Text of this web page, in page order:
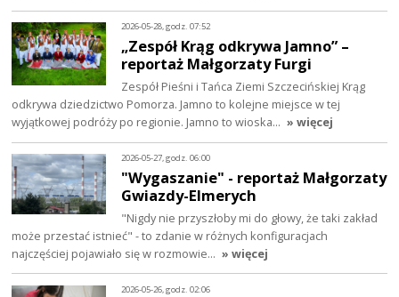
2026-05-28, godz. 07:52
„Zespół Krąg odkrywa Jamno” –
reportaż Małgorzaty Furgi
Zespół Pieśni i Tańca Ziemi Szczecińskiej Krąg
odkrywa dziedzictwo Pomorza. Jamno to kolejne miejsce w tej
wyjątkowej podróży po regionie. Jamno to wioska… » więcej
2026-05-27, godz. 06:00
"Wygaszanie" - reportaż Małgorzaty
Gwiazdy-Elmerych
"Nigdy nie przyszłoby mi do głowy, że taki zakład
może przestać istnieć" - to zdanie w różnych konfiguracjach
najczęściej pojawiało się w rozmowie… » więcej
2026-05-26, godz. 02:06